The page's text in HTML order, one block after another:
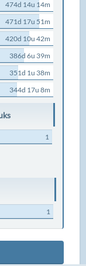
474d 14u 14m
471d 17u 51m
420d 10u 42m
386d 6u 39m
351d 1u 38m
344d 17u 8m
1
1